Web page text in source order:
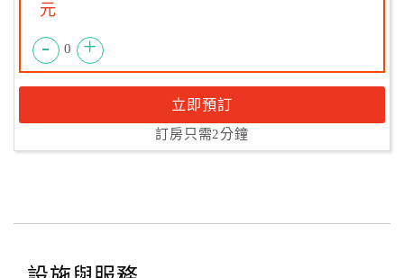
元
- 0 +
立即預訂
訂房只需2分鐘